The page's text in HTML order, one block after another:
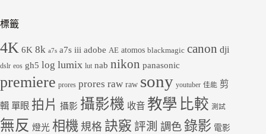
標籤
4K 6K 8k a7s a7s iii adobe AE atomos blackmagic canon dji
dslr eos gh5 log lumix lut nab nikon panasonic
premiere prores prores raw raw sony youtuber 佳能 剪
輯 單眼 拍片 攝影 攝影機 收音 教學 比較 測試
無反 燈光 相機 規格 訣竅 評測 調色 錄影 電影